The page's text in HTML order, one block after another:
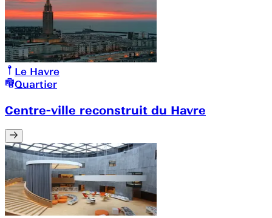
Le Havre
Quartier
Centre-ville reconstruit du Havre